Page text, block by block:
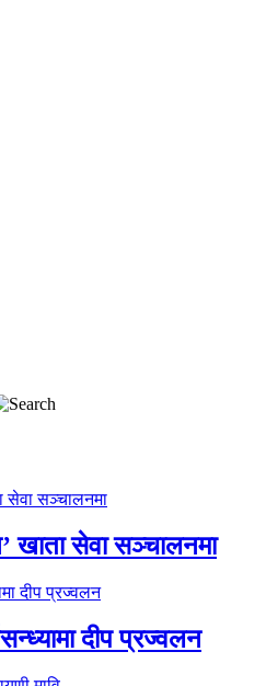
खाता सेवा सञ्चालनमा
दीप प्रज्वलन